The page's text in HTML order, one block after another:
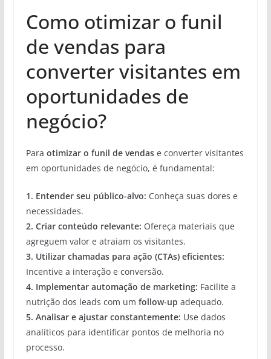
Como otimizar o funil
de vendas para
converter visitantes em
oportunidades de
negócio?
Para otimizar o funil de vendase converter visitantes
em oportunidades de negócio, é fundamental:
1. Entender seu público-alvo: Conheça suas dores e
necessidades.
2. Criar conteúdo relevante: Ofereça materiais que
agreguem valor e atraiam os visitantes.
3. Utilizar chamadas para ação (CTAs) eficientes:
Incentive a interação e conversão.
4. Implementar automação de marketing: Facilite a
nutrição dos leads com um follow-up adequado.
5. Analisar e ajustar constantemente: Use dados
analíticos para identificar pontos de melhoria no
processo.